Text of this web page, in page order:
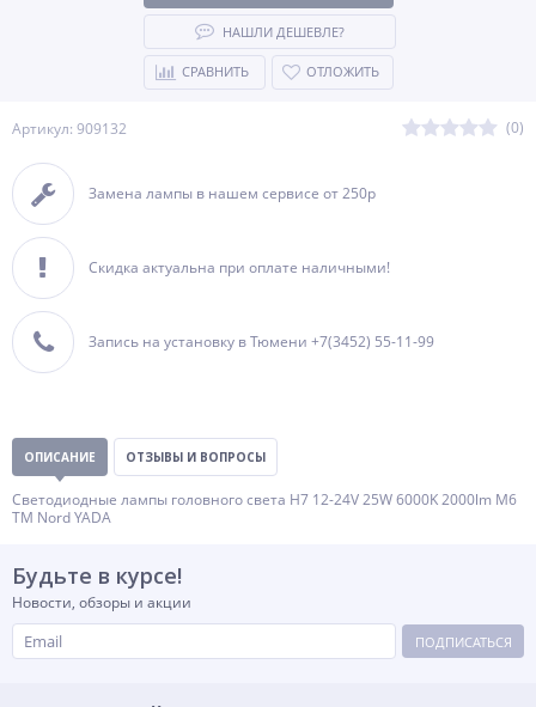
Артикул: 909132 (0)
Замена лампы в нашем сервисе от 250р
Скидка актуальна при оплате наличными!
Запись на установку в Тюмени +7(3452) 55-11-99
НАШЛИ ДЕШЕВЛЕ?
СРАВНИТЬ ОТЛОЖИТЬ
ОПИСАНИЕ ОТЗЫВЫ И ВОПРОСЫ
Светодиодные лампы головного света Н7 12-24V 25W 6000K 2000lm М6
TM Nord YADA
Будьте в курсе!
Новости, обзоры и акции
ПОДПИСАТЬСЯ